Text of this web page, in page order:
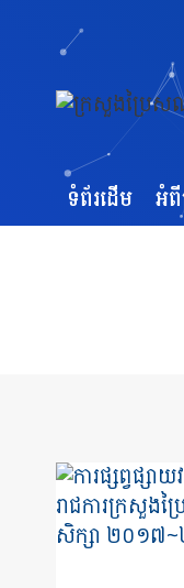
ទំព័រដើម អំ